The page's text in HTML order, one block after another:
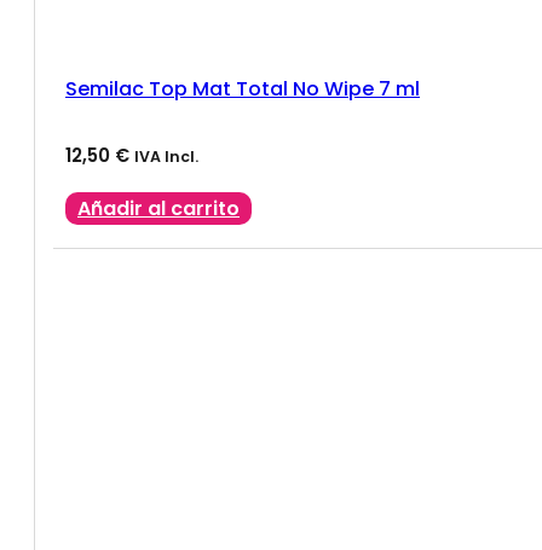
Semilac Top Mat Total No Wipe 7 ml
12,50 € IVA Incl.
Añadir al carrito